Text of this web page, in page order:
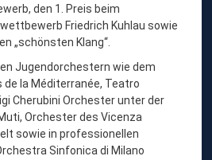
den 1. Preis beim
Friedrich Kuhlau sowie
„schönsten Klang“.
Jugendorchestern wie dem
la Méditerranée, Teatro
Cherubini Orchester unter der
Orchester des Vicenza
sowie in professionellen
Sinfonica di Milano